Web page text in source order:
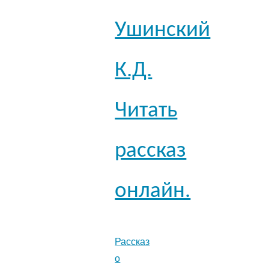
Ушинский
К.Д.
Читать
рассказ
онлайн.
Рассказ
о